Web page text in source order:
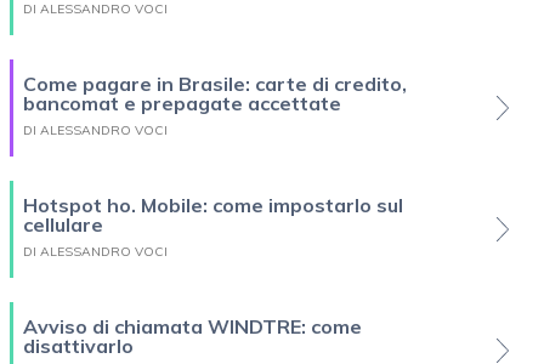
DI ALESSANDRO VOCI
Come pagare in Brasile: carte di credito,
bancomat e prepagate accettate
DI ALESSANDRO VOCI
Hotspot ho. Mobile: come impostarlo sul
cellulare
DI ALESSANDRO VOCI
Avviso di chiamata WINDTRE: come
disattivarlo